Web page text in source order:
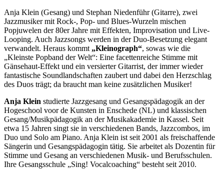
Anja Klein (Gesang) und Stephan Niedenführ (Gitarre), zwei
Jazzmusiker mit Rock-, Pop- und Blues-Wurzeln mischen
Popjuwelen der 80er Jahre mit Effekten, Improvisation und Live-
Looping. Auch Jazzsongs werden in der Duo-Besetzung elegant
verwandelt. Heraus kommt „Kleinograph“, sowas wie die
„Kleinste Popband der Welt“: Eine facettenreiche Stimme mit
Gänsehaut-Effekt und ein versierter Gitarrist, der immer wieder
fantastische Soundlandschaften zaubert und dabei den Herzschlag
des Duos trägt; da braucht man keine zusätzlichen Musiker!
Anja Klein studierte Jazzgesang und Gesangspädagogik an der
Hogeschool voor de Kunsten in Enschede (NL) und klassischen
Gesang/Musikpädagogik an der Musikakademie in Kassel. Seit
etwa 15 Jahren singt sie in verschiedenen Bands, Jazzcombos, im
Duo und Solo am Piano. Anja Klein ist seit 2001 als freischaffende
Sängerin und Gesangspädagogin tätig. Sie arbeitet als Dozentin für
Stimme und Gesang an verschiedenen Musik- und Berufsschulen.
Ihre Gesangsschule „Sing! Vocalcoaching“ besteht seit 2010.